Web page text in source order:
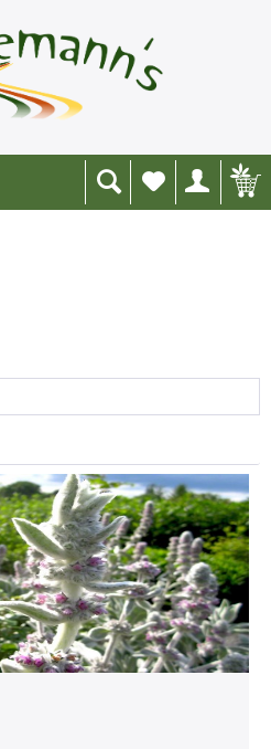
Wunschliste